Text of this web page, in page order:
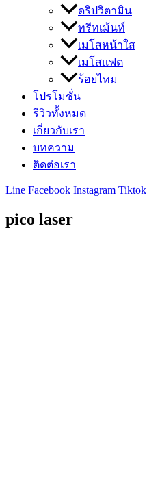
ดริปวิตามิน
ทรีทเม้นท์
เมโสหน้าใส
เมโสแฟต
ร้อยไหม
โปรโมชั่น
รีวิวทั้งหมด
เกี่ยวกับเรา
บทความ
ติดต่อเรา
Line Facebook Instagram Tiktok
pico laser